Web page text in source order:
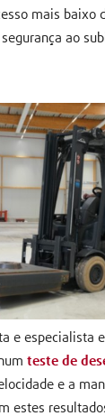
mais baixo
ao
e especialista
teste de
e a
estes